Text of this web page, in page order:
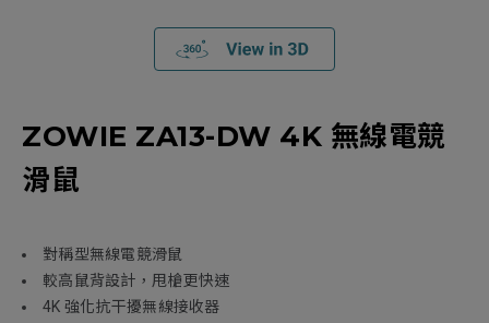
ZOWIE ZA13-DW 4K 無線電競
滑鼠
對稱型無線電競滑鼠
較高鼠背設計，甩槍更快速
4K 強化抗干擾無線接收器